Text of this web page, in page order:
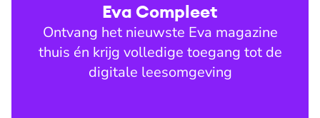
Eva Compleet
Ontvang het nieuwste Eva magazine
thuis én krijg volledige toegang tot de
digitale leesomgeving